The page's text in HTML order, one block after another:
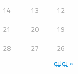
12
13
14
19
20
21
26
27
28
« يونيو